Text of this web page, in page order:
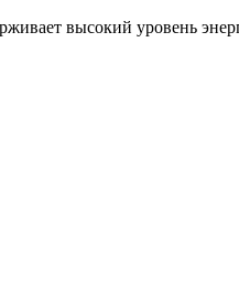
высокий уровень